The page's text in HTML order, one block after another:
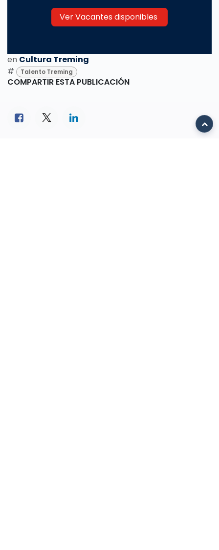
Ver Vacantes disponibles
en Cultura Treming
#
Talento Treming
COMPARTIR ESTA PUBLICACIÓN